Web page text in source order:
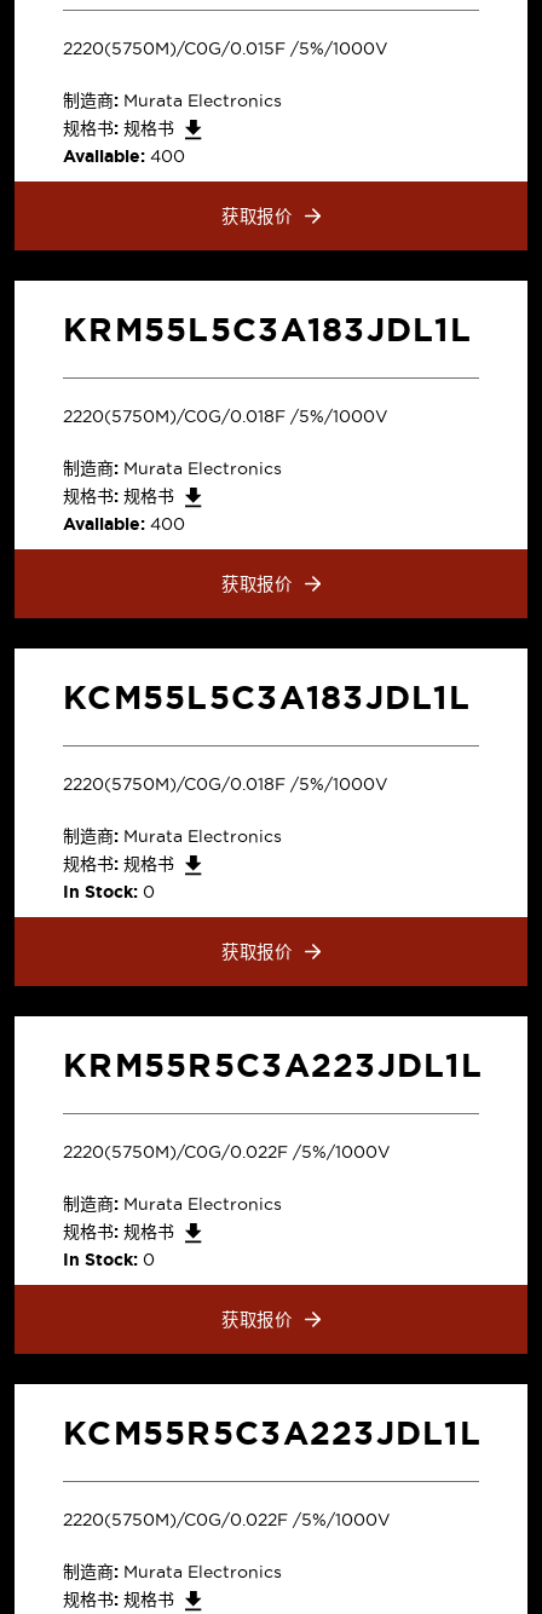
2220(5750M)/C0G/0.015F /5%/1000V
制造商: Murata Electronics
规格书: 规格书
Available: 400
获取报价
KRM55L5C3A183JDL1L
2220(5750M)/C0G/0.018F /5%/1000V
制造商: Murata Electronics
规格书: 规格书
Available: 400
获取报价
KCM55L5C3A183JDL1L
2220(5750M)/C0G/0.018F /5%/1000V
制造商: Murata Electronics
规格书: 规格书
In Stock: 0
获取报价
KRM55R5C3A223JDL1L
2220(5750M)/C0G/0.022F /5%/1000V
制造商: Murata Electronics
规格书: 规格书
In Stock: 0
获取报价
KCM55R5C3A223JDL1L
2220(5750M)/C0G/0.022F /5%/1000V
制造商: Murata Electronics
规格书: 规格书